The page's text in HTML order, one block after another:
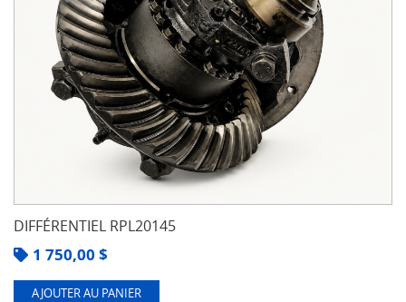
DIFFÉRENTIEL RPL20145
1 750,00 $
AJOUTER AU PANIER